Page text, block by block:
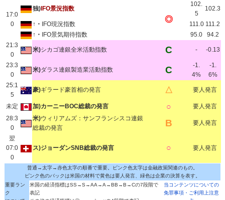
17:0
0
独) IFO景況指数
◎
102.
5
102.3
↑・ IFO現況指数 111.0 111.2
↑・
IFO景気期待指数 95.0
94.2
21:3
0
米)シカゴ連銀全米活動指数 C - -0.13
23:3
0
米)ダラス連銀製造業活動指数 C
-1.
4%
-1.
6%
25:1
5
豪)ギラード豪首相の発言 △ 要人発言
未定 加)カーニーBOC総裁の発言 ○
要人発言
28:3
0
米)ウィリアムズ：サンフランシスコ連銀
総裁の発言
B 要人発言
翌
07:0
0
ス)ジョーダンSNB総裁の発言 ○ 要人発言
普通→太字→赤色太字の順番で重要。ピンク色太字は金融政策関連のもの。
ピンク色のバックは米国の材料で黄色は要人発言、緑色は企業の決算を表す。
重要ラン
ク
米国の経済指標はSS→S→AA→A→BB→B→Cの7段階で
表記
当コンテンツについての
免罪事項・ご利用上注意